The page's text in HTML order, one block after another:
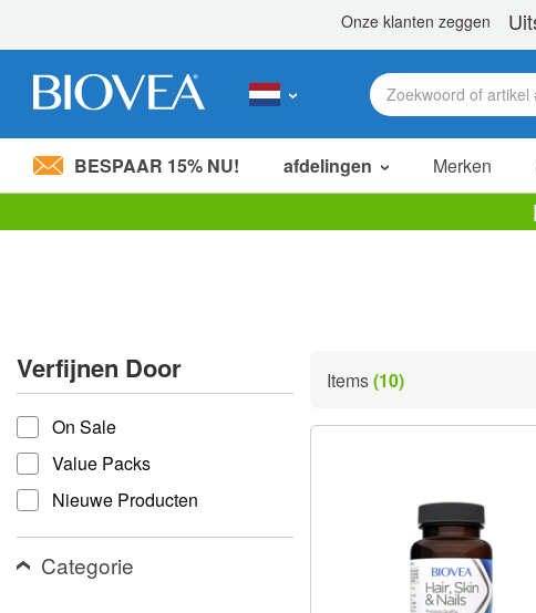
Let
Druk
op
Control-
F11
om
de
website
aan
aan
BESPAAR 15% NU! afdelingen Merken
Verfijnen Door
verfijnen door
On Sale
Value Packs
Nieuwe Producten
Categorie
Items(10)